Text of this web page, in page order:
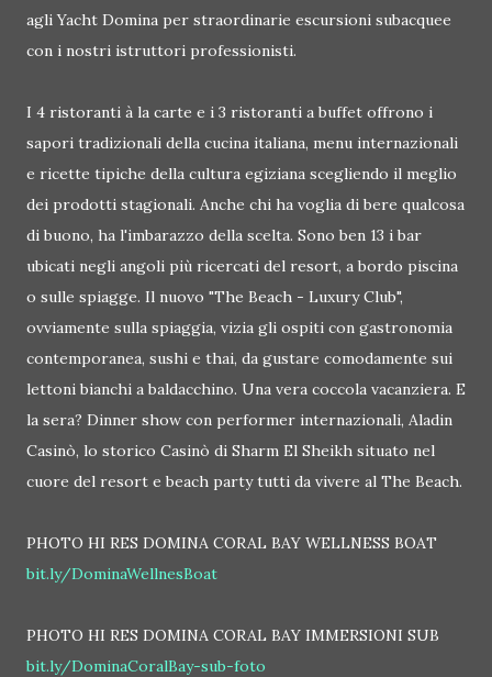
agli Yacht Domina per straordinarie escursioni subacquee
con i nostri istruttori professionisti.
I 4 ristoranti à la carte e i 3 ristoranti a buffet offrono i
sapori tradizionali della cucina italiana, menu internazionali
e ricette tipiche della cultura egiziana scegliendo il meglio
dei prodotti stagionali. Anche chi ha voglia di bere qualcosa
di buono, ha l'imbarazzo della scelta. Sono ben 13 i bar
ubicati negli angoli più ricercati del resort, a bordo piscina
o sulle spiagge. Il nuovo "The Beach - Luxury Club",
ovviamente sulla spiaggia, vizia gli ospiti con gastronomia
contemporanea, sushi e thai, da gustare comodamente sui
lettoni bianchi a baldacchino. Una vera coccola vacanziera. E
la sera? Dinner show con performer internazionali, Aladin
Casinò, lo storico Casinò di Sharm El Sheikh situato nel
cuore del resort e beach party tutti da vivere al The Beach.
PHOTO HI RES DOMINA CORAL BAY WELLNESS BOAT
bit.ly/DominaWellnesBoat
PHOTO HI RES DOMINA CORAL BAY IMMERSIONI SUB
bit.ly/DominaCoralBay-sub-foto